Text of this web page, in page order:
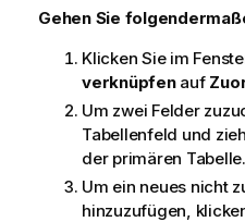
Gehen Sie
Klicken Sie im
verknüpfenauf
Um zwei Felder
Tabellenfeld und
der primären Tabelle.
Um ein neues nicht
hinzuzufügen,